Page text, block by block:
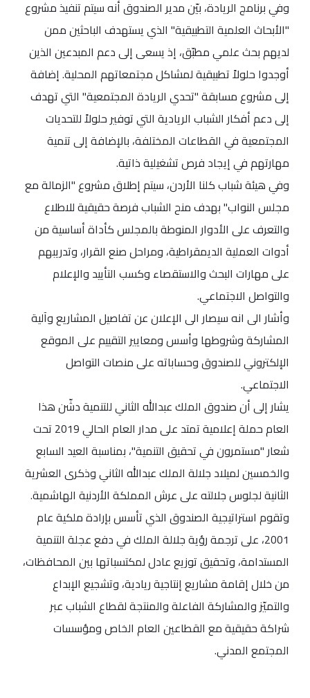
وفي برنامج الريادة، بيّن مدير الصندوق أنه سيتم تنفيذ مشروع
"الأبحاث العلمية التطبيقية" الذي يستهدف الباحثين ممن
لديهم بحث علمي مطبّق، إذ يسعى إلى دعم المبدعين الذين
أوجدوا حلولاً تطبيقية لمشاكل مجتمعاتهم المحلية. إضافة
إلى مشروع مسابقة "تحدي الريادة المجتمعية" التي تهدف
إلى دعم أفكار الشباب الريادية التي توفير حلولاً للتحديات
المجتمعية في القطاعات المختلفة، بالإضافة إلى تنمية
مهارتهم في إيجاد فرص تشغيلية ذاتية.
وفي هيئة شباب كلنا الأردن، سيتم إطلاق مشروع "الزمالة مع
مجلس النواب" بهدف منح الشباب فرصة حقيقية للاطلاع
والتعرف على الأدوار المنوطة بالمجلس كأداة أساسية من
أدوات العملية الديمقراطية، ومراحل صنع القرار، وتدريبهم
على مهارات البحث والاستقصاء وكسب التأييد والإعلام
والتواصل الاجتماعي.
وأشار الى انه سيصار الى الإعلان عن تفاصيل المشاريع وآلية
المشاركة وشروطها وأسس ومعايير التقييم على الموقع
الإلكتروني للصندوق وحساباته على منصات التواصل
الاجتماعي.
يشار إلى أن صندوق الملك عبدالله الثاني للتنمية دشّن هذا
العام حملة إعلامية تمتد على مدار العام الحالي 2019 تحت
شعار "مستمرون في تحقيق التنمية"، بمناسبة العيد السابع
والخمسين لميلاد جلالة الملك عبدالله الثاني وذكرى العشرية
الثانية لجلوس جلالته على عرش المملكة الأردنية الهاشمية.
وتقوم استراتيجية الصندوق الذي تأسس بإرادة ملكية عام
2001، على ترجمة رؤية جلالة الملك في دفع عجلة التنمية
المستدامة، وتحقيق توزيع عادل لمكتسباتها بين المحافظات،
من خلال إقامة مشاريع إنتاجية ريادية، وتشجيع الإبداع
والتميّز والمشاركة الفاعلة والمنتجة لقطاع الشباب عبر
شراكة حقيقية مع القطاعين العام الخاص ومؤسسات
المجتمع المدني.